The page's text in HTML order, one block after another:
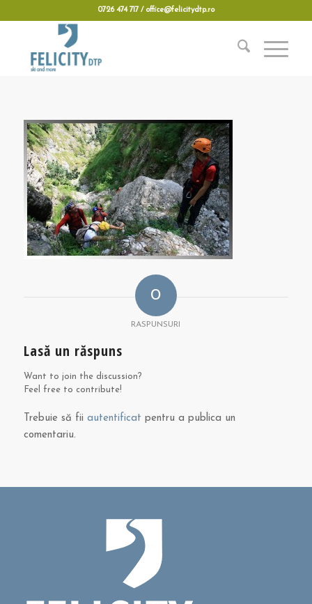
0726 474 717 / office@felicitydtp.ro
0
RASPUNSURI
Lasă un răspuns
Want to join the discussion?
Feel free to contribute!
Trebuie să fii autentificat pentru a publica un
comentariu.